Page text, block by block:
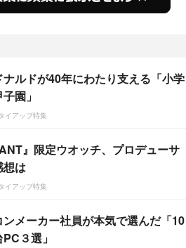
ーヴィル”』
ナルドが40年にわたり支える「小学
園」
イアップ特集
』限定ウオッチ、プロデューサ
想は
イアップ特集
ンメーカー社員が本気で選んだ「10
３選」